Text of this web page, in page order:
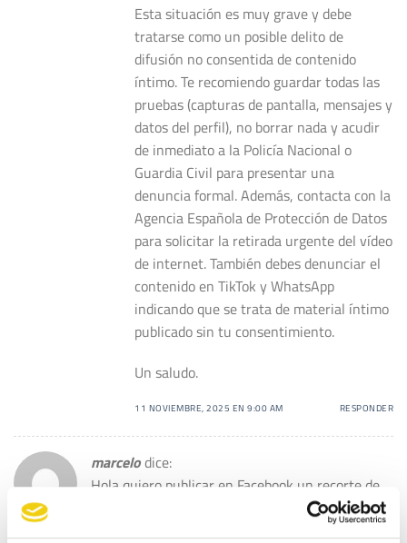
Esta situación es muy grave y debe
tratarse como un posible delito de
difusión no consentida de contenido
íntimo. Te recomiendo guardar todas las
pruebas (capturas de pantalla, mensajes y
datos del perfil), no borrar nada y acudir
de inmediato a la Policía Nacional o
Guardia Civil para presentar una
denuncia formal. Además, contacta con la
Agencia Española de Protección de Datos
para solicitar la retirada urgente del vídeo
de internet. También debes denunciar el
contenido en TikTok y WhatsApp
indicando que se trata de material íntimo
publicado sin tu consentimiento.
Un saludo.
11 NOVIEMBRE, 2025 EN 9:00 AM RESPONDER
marcelodice:
Hola quiero publicar en Facebook un recorte de
una conversación privada entre un jefe que
tengo y mi persona quiero publicarlo sin poner